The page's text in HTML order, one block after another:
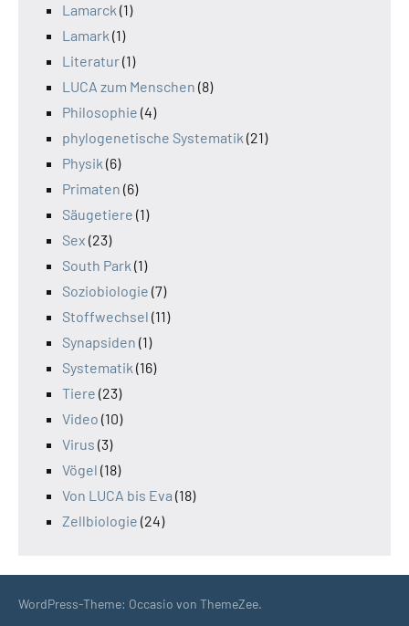
Lamarck (1)
Lamark (1)
Literatur(1)
LUCA zum Menschen (8)
Philosophie (4)
phylogenetische Systematik (21)
Physik (6)
Primaten (6)
Säugetiere (1)
Sex (23)
South Park (1)
Soziobiologie (7)
Stoffwechsel (11)
Synapsiden (1)
Systematik (16)
Tiere (23)
Video (10)
Virus (3)
Vögel (18)
Von LUCA bis Eva (18)
Zellbiologie (24)
WordPress-Theme: Occasio von ThemeZee.